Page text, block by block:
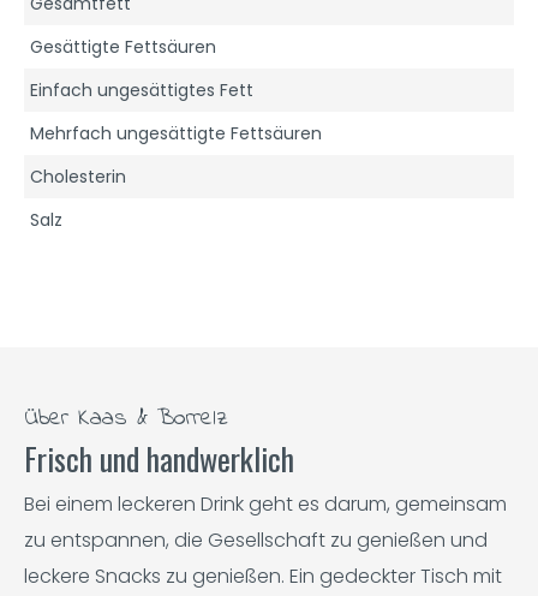
Gesättigte Fettsäuren
Einfach ungesättigtes Fett
Mehrfach ungesättigte Fettsäuren
Cholesterin
Salz
Über Kaas & Borrelz
Frisch und handwerklich
Bei einem leckeren Drink geht es darum, gemeinsam
zu entspannen, die Gesellschaft zu genießen und
leckere Snacks zu genießen. Ein gedeckter Tisch mit